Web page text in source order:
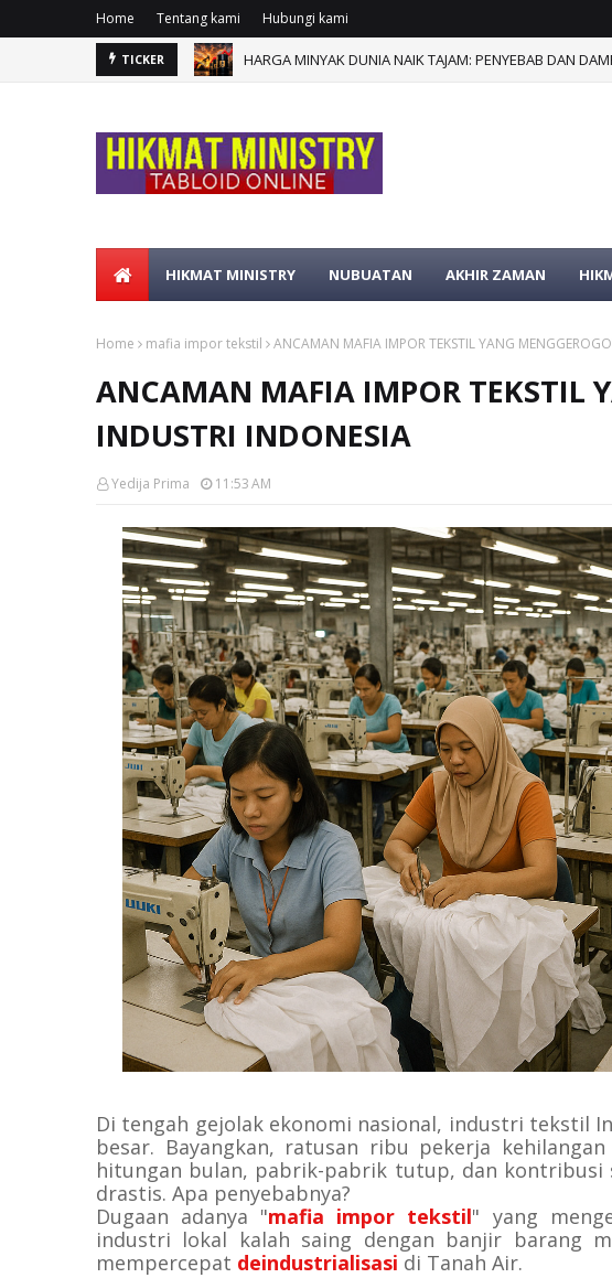
Home Tentang kami Hubungi kami
TICKER HARGA MINYAK DUNIA NAIK TAJAM: PENYEBAB DAN
HIKMAT MINISTRY NUBUATAN AKHIR ZAMAN
Home mafia impor tekstil ANCAMAN MAFIA IMPOR TEKSTIL YANG
ANCAMAN MAFIA IMPOR TEKSTIL
INDUSTRI INDONESIA
Yedija Prima 11:53 AM
Di tengah gejolak ekonomi nasional, industri tekstil
besar. Bayangkan, ratusan ribu pekerja
hitungan bulan, pabrik-pabrik tutup, dan kontribusi
drastis. Apa penyebabnya?
Dugaan adanya "mafia impor tekstil" yang
industri lokal kalah saing dengan banjir barang
mempercepat deindustrialisasi di Tanah Air.